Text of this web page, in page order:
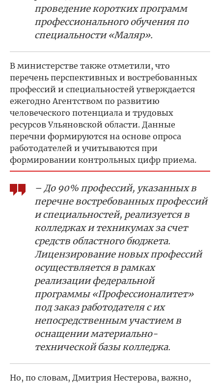
проведение коротких программ
профессионального обучения по
специальности «Маляр».
В министерстве также отметили, что
перечень перспективных и востребованных
профессий и специальностей утверждается
ежегодно Агентством по развитию
человеческого потенциала и трудовых
ресурсов Ульяновской области. Данные
перечни формируются на основе опроса
работодателей и учитываются при
формировании контрольных цифр приема.
– До 90% профессий, указанных в
перечне востребованных профессий
и специальностей, реализуется в
колледжах и техникумах за счет
средств областного бюджета.
Лицензирование новых профессий
осуществляется в рамках
реализации федеральной
программы «Профессионалитет»
под заказ работодателя с их
непосредственным участием в
оснащении материально-
технической базы колледжа.
Но, по словам, Дмитрия Нестерова, важно,